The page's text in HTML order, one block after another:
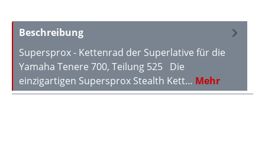
Beschreibung
Supersprox - Kettenrad der Superlative für die
Yamaha Tenere 700, Teilung 525 Die
einzigartigen Supersprox Stealth Kett… Mehr